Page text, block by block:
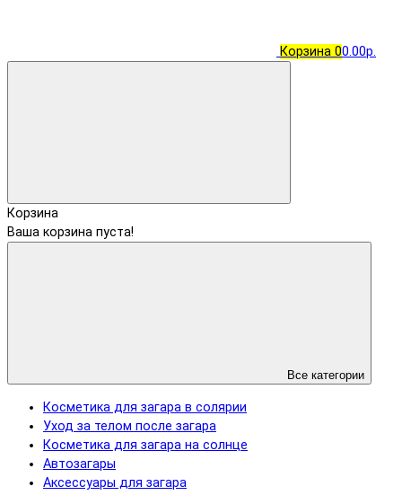
Корзина 00.00р.
Корзина
Ваша корзина пуста!
Все категории
Косметика для загара в солярии
Уход за телом после загара
Косметика для загара на солнце
Автозагары
Аксессуары для загара